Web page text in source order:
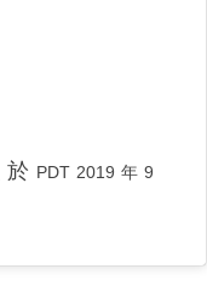
於 PDT 2019 年 9